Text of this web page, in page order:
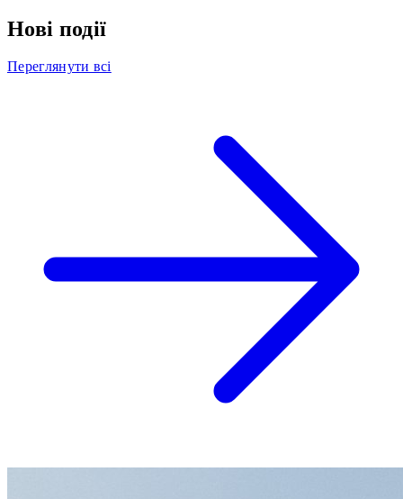
Нові події
Переглянути всі